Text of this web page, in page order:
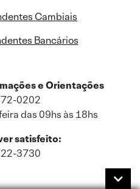
Cambiais
Bancários
e Orientações
0202
das 09hs às 18hs
satisfeito:
3730